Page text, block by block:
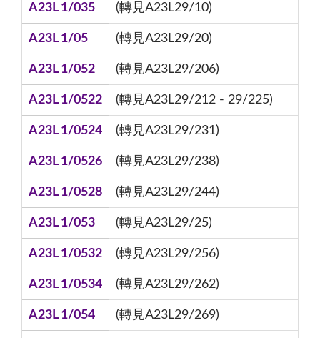
A23L 1/035 (轉見A23L29/10)
A23L 1/05 (轉見A23L29/20)
A23L 1/052 (轉見A23L29/206)
A23L 1/0522 (轉見A23L29/212 - 29/225)
A23L 1/0524 (轉見A23L29/231)
A23L 1/0526 (轉見A23L29/238)
A23L 1/0528 (轉見A23L29/244)
A23L 1/053 (轉見A23L29/25)
A23L 1/0532 (轉見A23L29/256)
A23L 1/0534 (轉見A23L29/262)
A23L 1/054 (轉見A23L29/269)